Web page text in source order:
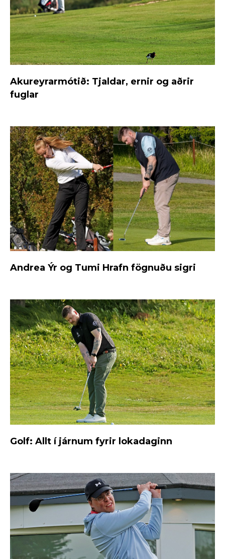
Akureyrarmótið: Tjaldar, ernir og aðrir
fuglar
Andrea Ýr og Tumi Hrafn fögnuðu sigri
Golf: Allt í járnum fyrir lokadaginn